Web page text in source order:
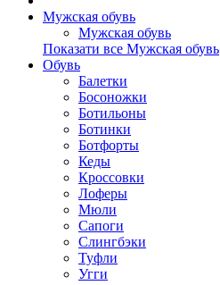
Мужская обувь
Мужская обувь
Показати все Мужская обувь
Обувь
Балетки
Босоножки
Ботильоны
Ботинки
Ботфорты
Кеды
Кроссовки
Лоферы
Мюли
Сапоги
Слингбэки
Туфли
Угги